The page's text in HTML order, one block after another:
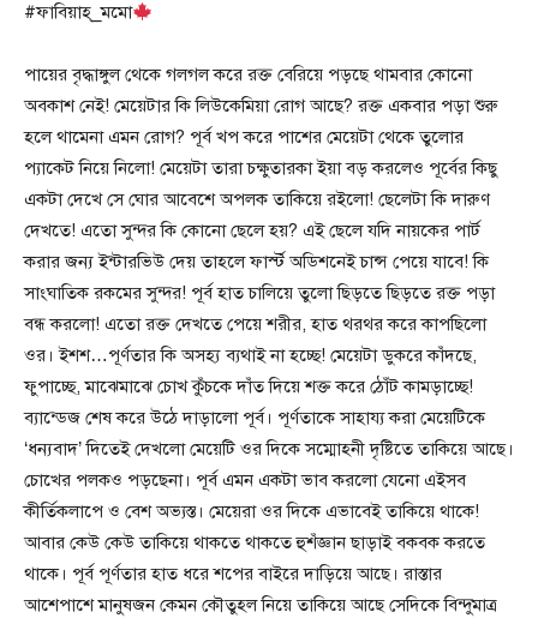
#ফাবিয়াহ্_মমো
পায়ের বৃদ্ধাঙ্গুল থেকে গলগল করে রক্ত বেরিয়ে পড়ছে থামবার কোনো
অবকাশ নেই! মেয়েটার কি লিউকেমিয়া রোগ আছে? রক্ত একবার পড়া শুরু
হলে থামেনা এমন রোগ? পূর্ব খপ করে পাশের মেয়েটা থেকে তুলোর
প্যাকেট নিয়ে নিলো! মেয়েটা তারা চক্ষুতারকা ইয়া বড় করলেও পূর্বের কিছু
একটা দেখে সে ঘোর আবেশে অপলক তাকিয়ে রইলো! ছেলেটা কি দারুণ
দেখতে! এতো সুন্দর কি কোনো ছেলে হয়? এই ছেলে যদি নায়কের পার্ট
করার জন্য ইন্টারভিউ দেয় তাহলে ফার্স্ট অডিশনেই চান্স পেয়ে যাবে! কি
সাংঘাতিক রকমের সুন্দর! পূর্ব হাত চালিয়ে তুলো ছিড়তে ছিড়তে রক্ত পড়া
বন্ধ করলো! এতো রক্ত দেখতে পেয়ে শরীর, হাত থরথর করে কাপছিলো
ওর। ইশশ…পূর্ণতার কি অসহ্য ব্যথাই না হচ্ছে! মেয়েটা ডুকরে কাঁদছে,
ফুপাচ্ছে, মাঝেমাঝে চোখ কুঁচকে দাঁত দিয়ে শক্ত করে ঠোঁট কামড়াচ্ছে!
ব্যান্ডেজ শেষ করে উঠে দাড়ালো পূর্ব। পূর্ণতাকে সাহায্য করা মেয়েটিকে
‘ধন্যবাদ’ দিতেই দেখলো মেয়েটি ওর দিকে সম্মোহনী দৃষ্টিতে তাকিয়ে আছে।
চোখের পলকও পড়ছেনা। পূর্ব এমন একটা ভাব করলো যেনো এইসব
কীর্তিকলাপে ও বেশ অভ্যস্ত। মেয়েরা ওর দিকে এভাবেই তাকিয়ে থাকে!
আবার কেউ কেউ তাকিয়ে থাকতে থাকতে হুশঁজ্ঞান ছাড়াই বকবক করতে
থাকে। পূর্ব পূর্ণতার হাত ধরে শপের বাইরে দাড়িয়ে আছে। রাস্তার
আশেপাশে মানুষজন কেমন কৌতুহল নিয়ে তাকিয়ে আছে সেদিকে বিন্দুমাত্র